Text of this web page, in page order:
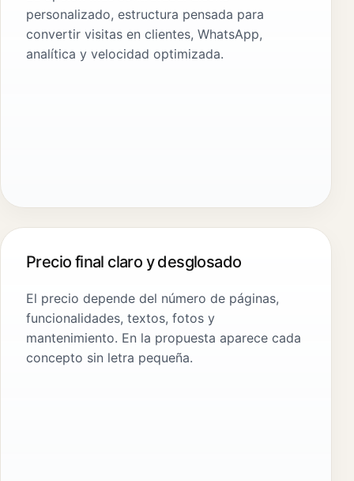
personalizado, estructura pensada para
convertir visitas en clientes, WhatsApp,
analítica y velocidad optimizada.
Precio final claro y desglosado
El precio depende del número de páginas,
funcionalidades, textos, fotos y
mantenimiento. En la propuesta aparece cada
concepto sin letra pequeña.